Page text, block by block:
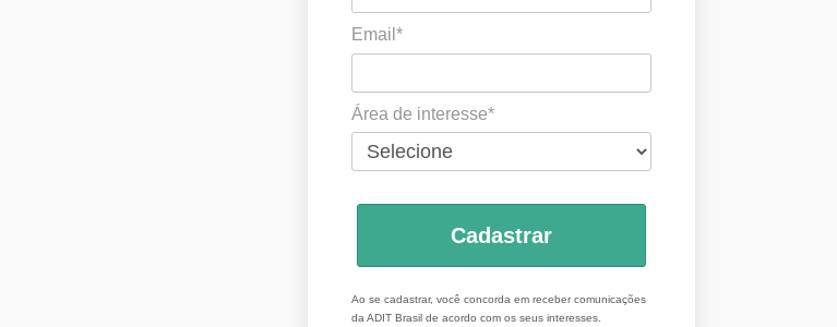
Email*
Área de interesse*
Cadastrar
Ao se cadastrar, você concorda em receber comunicações
da ADIT Brasil de acordo com os seus interesses.